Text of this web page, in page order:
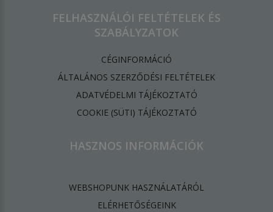
FELHASZNÁLÓI FELTÉTELEK ÉS
SZABÁLYZATOK
CÉGINFORMÁCIÓ
ÁLTALÁNOS SZERZŐDÉSI FELTÉTELEK
ADATVÉDELMI TÁJÉKOZTATÓ
​COOKIE (SÜTI) TÁJÉKOZTATÓ
HASZNOS INFORMÁCIÓK
WEBSHOPUNK HASZNÁLATÁRÓL
ELÉRHETŐSÉGEINK